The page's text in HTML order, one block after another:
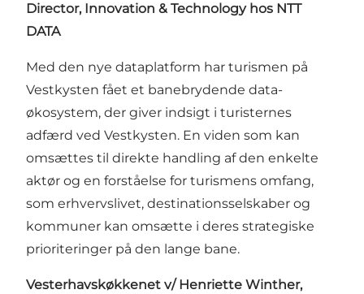
Director, Innovation & Technology hos NTT
DATA
Med den nye dataplatform har turismen på
Vestkysten fået et banebrydende data-
økosystem, der giver indsigt i turisternes
adfærd ved Vestkysten. En viden som kan
omsættes til direkte handling af den enkelte
aktør og en forståelse for turismens omfang,
som erhvervslivet, destinationsselskaber og
kommuner kan omsætte i deres strategiske
prioriteringer på den lange bane.
Vesterhavskøkkenet v/ Henriette Winther,